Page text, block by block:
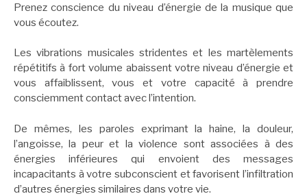
Prenez conscience du niveau d’énergie de la musique que
vous écoutez.
Les vibrations musicales stridentes et les martèlements
répétitifs à fort volume abaissent votre niveau d’énergie et
vous affaiblissent, vous et votre capacité à prendre
consciemment contact avec l’intention.
De mêmes, les paroles exprimant la haine, la douleur,
l’angoisse, la peur et la violence sont associées à des
énergies inférieures qui envoient des messages
incapacitants à votre subconscient et favorisent l’infiltration
d’autres énergies similaires dans votre vie.